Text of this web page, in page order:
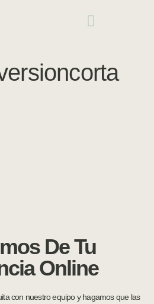
De Tu
Online
con nuestro equipo y hagamos que las